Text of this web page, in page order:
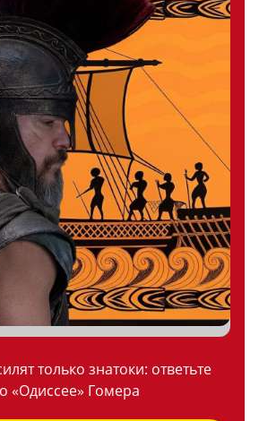
только знатоки: ответьте
«Одиссее» Гомера